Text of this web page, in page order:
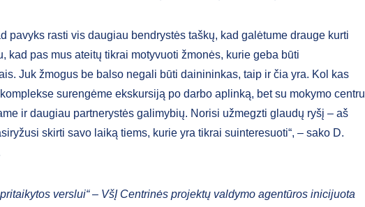
pavyks rasti vis daugiau bendrystės taškų, kad galėtume drauge kurti
kad pas mus ateitų tikrai motyvuoti žmonės, kurie geba būti
Juk žmogus be balso negali būti dainininkas, taip ir čia yra. Kol kas
komplekse surengėme ekskursiją po darbo aplinką, bet su mokymo centru
ir daugiau partnerystės galimybių. Norisi užmegzti glaudų ryšį – aš
skirti savo laiką tiems, kurie yra tikrai suinteresuoti“, – sako D.
verslui“ – VšĮ Centrinės projektų valdymo agentūros inicijuota